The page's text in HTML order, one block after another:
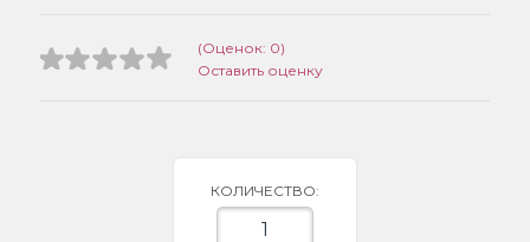
(Оценок: 0)
Оставить оценку
КОЛИЧЕСТВО: